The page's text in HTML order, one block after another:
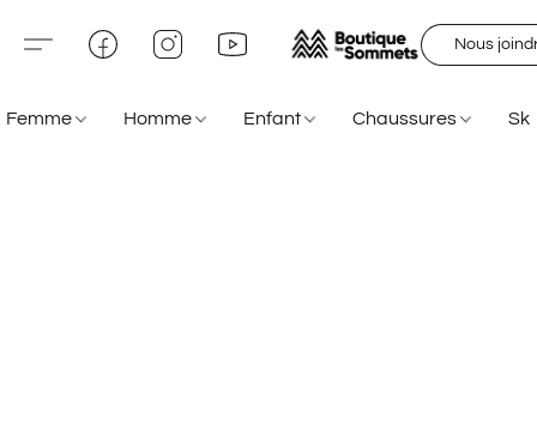
Nous
Femme Homme Enfant Chaussures